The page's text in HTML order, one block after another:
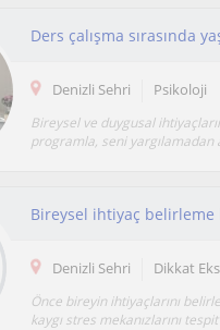
Denizli Sehri Psikoloji
Bireysel ve duygusal
programla, seni yargılamadan
Bireysel ihtiyaç belirleme
Denizli Sehri Dikkat
Önce bireyin ihtiyaçlarını
kaygı stres mekanızlarını